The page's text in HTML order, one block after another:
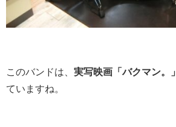
このバンドは、 実写映画「バクマン。」
ていますね。